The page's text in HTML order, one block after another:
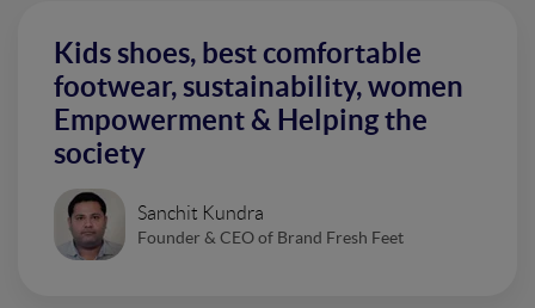
Kids shoes, best comfortable
footwear, sustainability, women
Empowerment & Helping the
society
Sanchit Kundra
Founder & CEO of Brand Fresh Feet